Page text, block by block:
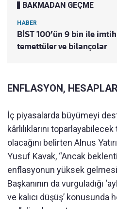
BAKMADAN GEÇME
HABER
BİST 100’ün 9 bin ile
temettüler ve bilançolar
ENFLASYON,
İç piyasalarda büyümeyi
kârlılıklarını
olacağını belirten Alnus
Yusuf Kavak, “Ancak
enflasyonun yüksek
Başkanının da vurguladığı
ve kalıcı düşüş’ konusunda